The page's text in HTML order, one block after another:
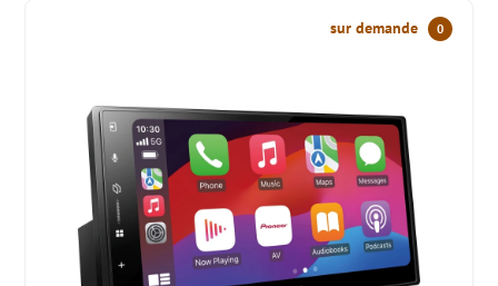
sur demande 0